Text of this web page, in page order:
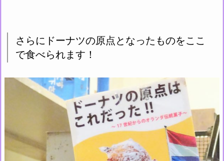
さらにドーナツの原点となったものをここ
で食べられます！